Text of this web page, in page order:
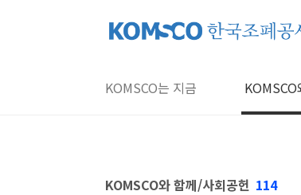
KOMSCO는 지금 KOMSCO
KOMSCO와 함께/사회공헌 114